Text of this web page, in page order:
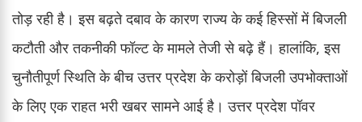
तोड़ रही है। इस बढ़ते दबाव के कारण राज्य के कई हिस्सों में बिजली
कटौती और तकनीकी फॉल्ट के मामले तेजी से बढ़े हैं। हालांकि, इस
चुनौतीपूर्ण स्थिति के बीच उत्तर प्रदेश के करोड़ों बिजली उपभोक्ताओं
के लिए एक राहत भरी खबर सामने आई है। उत्तर प्रदेश पॉवर